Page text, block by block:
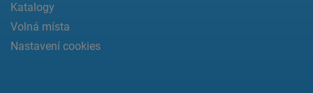
Katalogy
Volná místa
Nastavení cookies